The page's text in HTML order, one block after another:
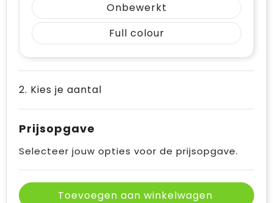
Onbewerkt
Full colour
2. Kies je aantal
Prijsopgave
Selecteer jouw opties voor de prijsopgave.
Toevoegen aan winkelwagen